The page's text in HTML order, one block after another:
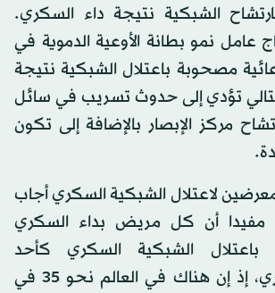
الشبكية نتيجة داء السكري.
عامل نمو بطانة الأوعية الدموية في
مصحوبة باعتلال الشبكية نتيجة
تؤدي إلى حدوث تسريب في سائل
مركز الإبصار بالإضافة إلى تكون
لاعتلال الشبكية السكري أجاب
مفيدا أن كل مريض بداء السكري
باعتلال الشبكية السكري كأحد
مضاعفات السكري، إذ إن هناك في العالم نحو 35 في